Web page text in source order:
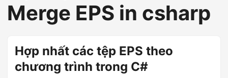
Merge EPS in csharp
Hợp nhất các tệp EPS theo
chương trình trong C#